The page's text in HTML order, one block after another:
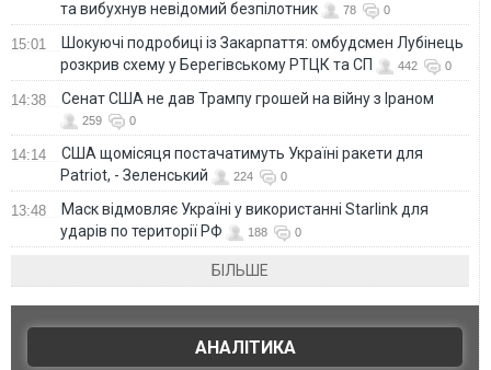
та вибухнув невідомий безпілотник 78 0
15:01
Шокуючі подробиці із Закарпаття: омбудсмен Лубінець
розкрив схему у Берегівському РТЦК та СП
442 0
14:38 Сенат США не дав Трампу грошей на війну з Іраном
259 0
14:14
США щомісяця постачатимуть Україні ракети для
Patriot, - Зеленський
224 0
13:48
Маск відмовляє Україні у використанні Starlink для
ударів по території РФ
188 0
БІЛЬШЕ
АНАЛІТИКА